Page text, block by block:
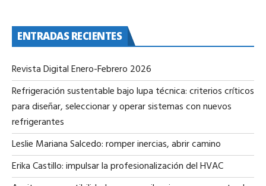
ENTRADAS RECIENTES
Revista Digital Enero-Febrero 2026
Refrigeración sustentable bajo lupa técnica: criterios críticos
para diseñar, seleccionar y operar sistemas con nuevos
refrigerantes
Leslie Mariana Salcedo: romper inercias, abrir camino
Erika Castillo: impulsar la profesionalización del HVAC